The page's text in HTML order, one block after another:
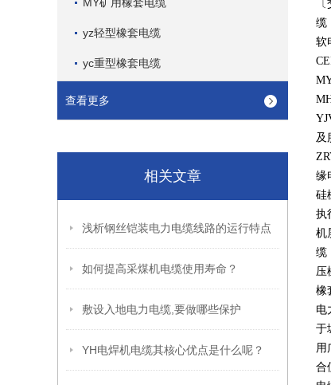
yz轻型橡套电缆
yc重型橡套电缆
查看更多
相关文章
浅析钢丝铠装电力电缆线路的运行特点
如何提高采煤机电缆使用寿命？
敷设入地电力电缆,要做哪些保护
YH电焊机电缆其核心优点是什么呢？
缆
软
及
缘
硅
执
机
缆
压
橡
电
于
用
合